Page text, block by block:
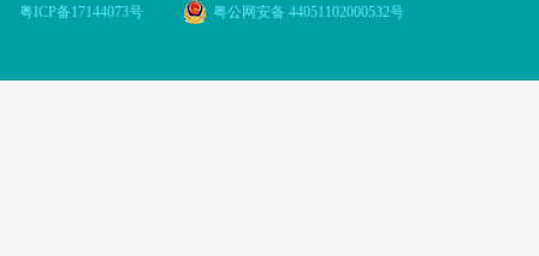
粤ICP备17144073号 粤公网安备 44051102000532号